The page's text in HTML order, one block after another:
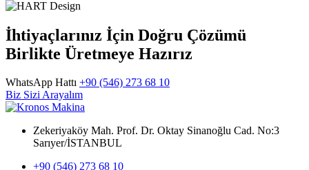
İhtiyaçlarınız İçin Doğru Çözümü
Birlikte Üretmeye Hazırız
WhatsApp Hattı +90 (546) 273 68 10
Biz Sizi Arayalım
Zekeriyaköy Mah. Prof. Dr. Oktay Sinanoğlu Cad. No:3
Sarıyer/İSTANBUL
+90 (546) 273 68 10